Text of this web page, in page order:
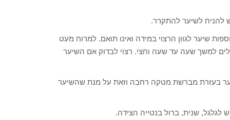
להניח לשיער להתקרר.
שיער לגוון הרצוי במידה ואינו תואם. למרוח מעט
למשך שעה עד שעה וחצי. רצוי לבדוק אם השיער
בעזרת מברשת מטקה רחבה וזאת על מנת שהשיער
לגלגל, שנית, ברול בנטייה הצידה.